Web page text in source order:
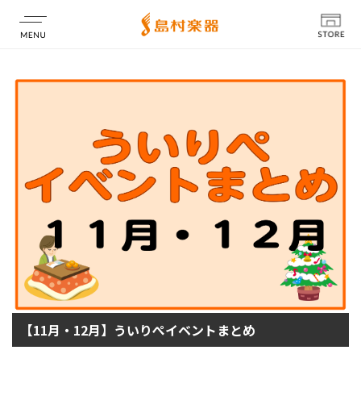
店舗情報
【11月・12月】ういりぺイベントまとめ